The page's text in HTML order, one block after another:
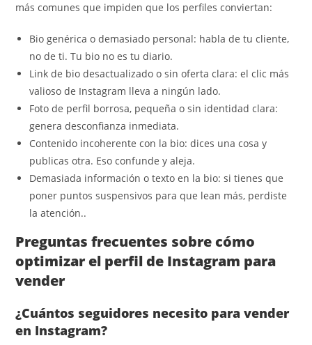
más comunes que impiden que los perfiles conviertan:
Bio genérica o demasiado personal: habla de tu cliente,
no de ti. Tu bio no es tu diario.
Link de bio desactualizado o sin oferta clara: el clic más
valioso de Instagram lleva a ningún lado.
Foto de perfil borrosa, pequeña o sin identidad clara:
genera desconfianza inmediata.
Contenido incoherente con la bio: dices una cosa y
publicas otra. Eso confunde y aleja.
Demasiada información o texto en la bio: si tienes que
poner puntos suspensivos para que lean más, perdiste
la atención..
Preguntas frecuentes sobre cómo
optimizar el perfil de Instagram para
vender
¿Cuántos seguidores necesito para vender
en Instagram?